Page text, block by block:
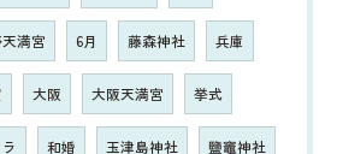
満宮 6月 藤森神社 兵庫
大阪 大阪天満宮 挙式
和婚 玉津島神社 鹽竈神社